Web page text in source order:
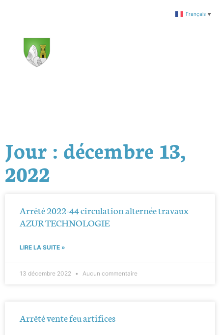
Jour : décembre 13,
2022
Arrêté 2022-44 circulation alternée travaux
AZUR TECHNOLOGIE
LIRE LA SUITE »
13 décembre 2022 Aucun commentaire
Arrêté vente feu artifices
Français ▼